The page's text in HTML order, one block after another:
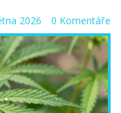
2026 0 Komentáře